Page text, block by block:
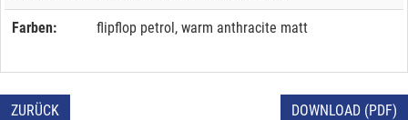
Farben: flipflop petrol, warm anthracite matt
ZURÜCK DOWNLOAD (PDF)